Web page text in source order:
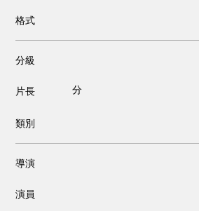
格式
分級
片長 分
類別
導演
演員